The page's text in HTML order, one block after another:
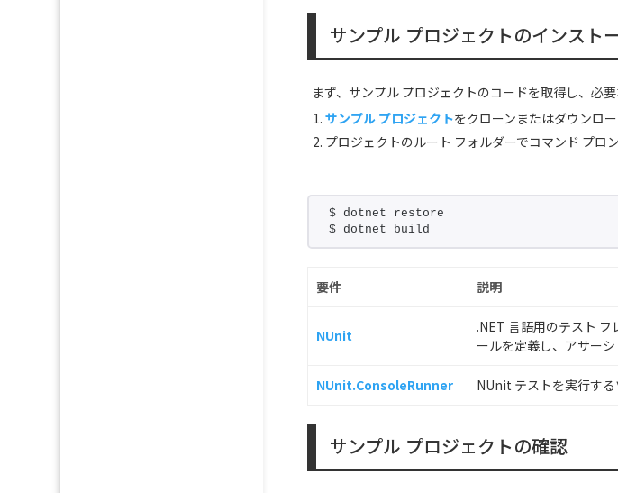
サンプル プロジェクトのインスト
まず、サンプル プロジェクトのコードを取得し、必
サンプル プロジェクトをクローンまたはダウンロー
プロジェクトのルート フォルダーでコマンド プロ
$ dotnet restore
$ dotnet build
要件 説明
NUnit
.NET 言語用のテスト
ールを定義し、アサーシ
NUnit.ConsoleRunner NUnit テストを実行する
サンプル プロジェクトの確認